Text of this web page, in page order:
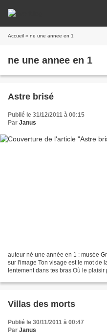
Accueil » ne une annee en 1
ne une annee en 1
Astre brisé
Publié le 31/12/2011 à 00:15
Par Janus
auteur né une année en 1 : musée
sur l'image Ton visage est le mot de
lentement dans tes bras Où le
Villas des morts
Publié le 30/11/2011 à 00:47
Par Janus